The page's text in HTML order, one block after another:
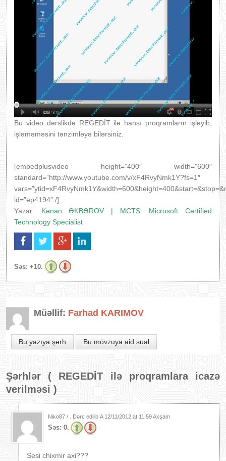
Bu video dərslikdə REGEDİT ilə hansı proqramların işləyib,
işləməməsini tənzimləyə bilərsiniz.
[embedplusvideo height=”400″ width=”600″
standard=”http://www.youtube.com/v/xF4RvyNmk1Y?fs=1″
id=”ep4194″ /]
Yazar: Kənan ƏKBƏROV | MCTS: Microsoft Certified
Technology Specialist
Səs: +10.
Müəllif: Farhad KARIMOV
Bu yazıya şərh Bu mövzuya aid sual
Şərhlər ( REGEDİT ilə proqramlara icazə
verilməsi )
Niko87 / . Dərc edilib:A 12/11/2012 at 11:59 Axşam
Səs: 0.
Sesi chixmir axi???